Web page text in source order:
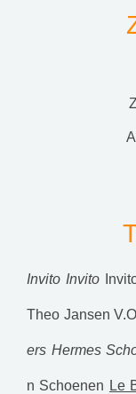
Invito Invito
Theo Jansen
ers Hermes
n Schoenen Le